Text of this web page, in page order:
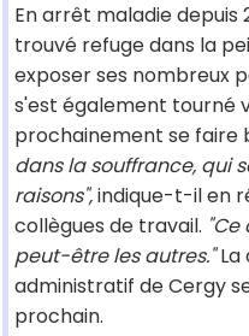
En arrêt maladie depuis
trouvé refuge dans la
exposer ses nombreux
s'est également tourné
prochainement se faire
dans la souffrance, qui
raisons",indique-t-il en
collègues de travail.
peut-être les autres."La
administratif de Cergy
prochain.